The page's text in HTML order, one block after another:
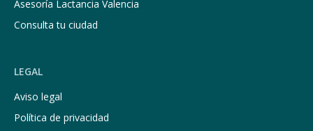
Asesoría Lactancia Valencia
Consulta tu ciudad
LEGAL
Aviso legal
Política de privacidad